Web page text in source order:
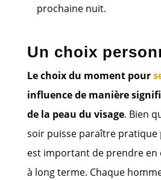
prochaine nuit.
Un choix
Le choix du moment pour
influence de manière
de la peau du visage. Bien
soir puisse paraître pratique
est important de prendre en
à long terme. Chaque